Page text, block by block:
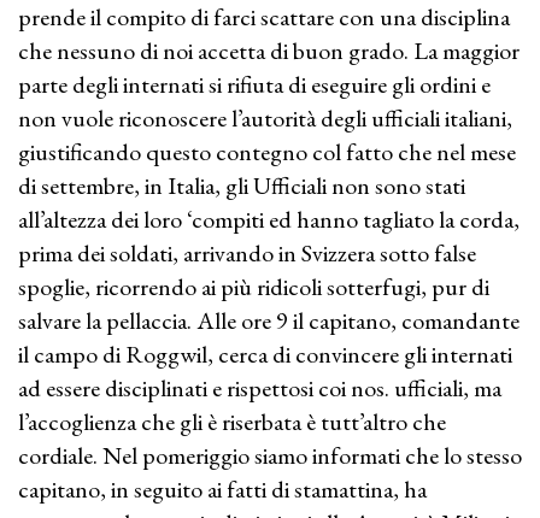
prende il compito di farci scattare con una disciplina
che nessuno di noi accetta di buon grado. La maggior
parte degli internati si rifiuta di eseguire gli ordini e
non vuole riconoscere l’autorità degli ufficiali italiani,
giustificando questo contegno col fatto che nel mese
di settembre, in Italia, gli Ufficiali non sono stati
all’altezza dei loro ‘compiti ed hanno tagliato la corda,
prima dei soldati, arrivando in Svizzera sotto false
spoglie, ricorrendo ai più ridicoli sotterfugi, pur di
salvare la pellaccia. Alle ore 9 il capitano, comandante
il campo di Roggwil, cerca di convincere gli internati
ad essere disciplinati e rispettosi coi nos. ufficiali, ma
l’accoglienza che gli è riserbata è tutt’altro che
cordiale. Nel pomeriggio siamo informati che lo stesso
capitano, in seguito ai fatti di stamattina, ha